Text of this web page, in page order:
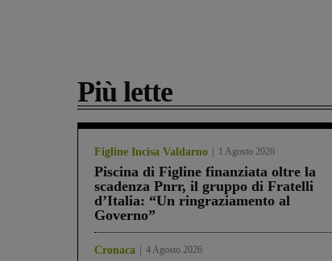
Più lette
Figline Incisa Valdarno 1 Agosto 2026
Piscina di Figline finanziata oltre la
scadenza Pnrr, il gruppo di Fratelli
d’Italia: “Un ringraziamento al
Governo”
Cronaca 4 Agosto 2026